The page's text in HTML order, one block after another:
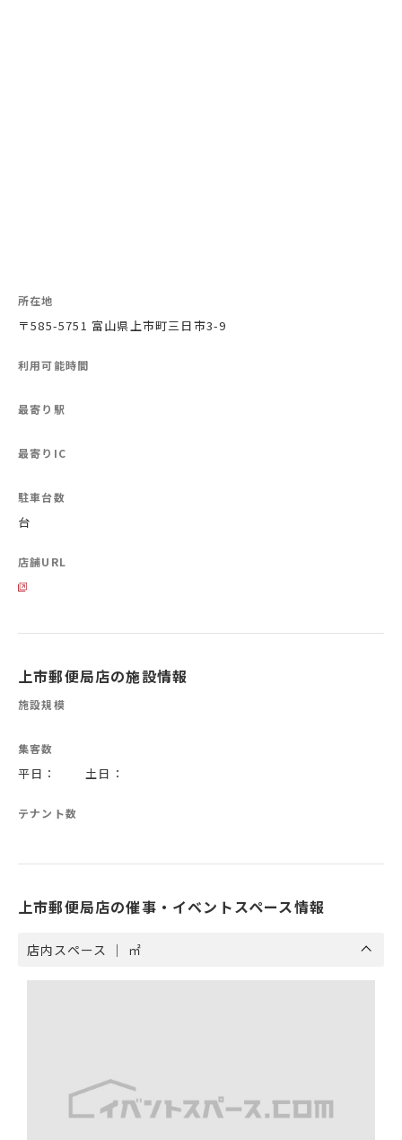
所在地
〒585-5751 富山県上市町三日市3-9
利用可能時間
最寄り駅
最寄りIC
駐車台数
台
店舗URL
上市郵便局店の施設情報
施設規模
集客数
平日： 土日：
テナント数
上市郵便局店の催事・イベントスペース情報
店内スペース ｜ ㎡